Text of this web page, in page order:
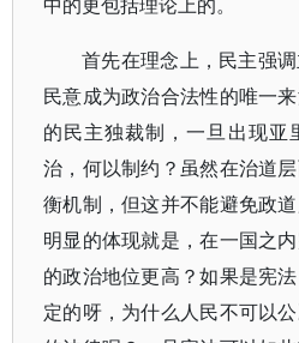
首先在理念上，民主强
民意成为政治合法性的唯一
的民主独裁制，一旦出现亚
治，何以制约？虽然在治道
衡机制，但这并不能避免政
明显的体现就是，在一国之
的政治地位更高？如果是宪
定的呀，为什么人民不可以